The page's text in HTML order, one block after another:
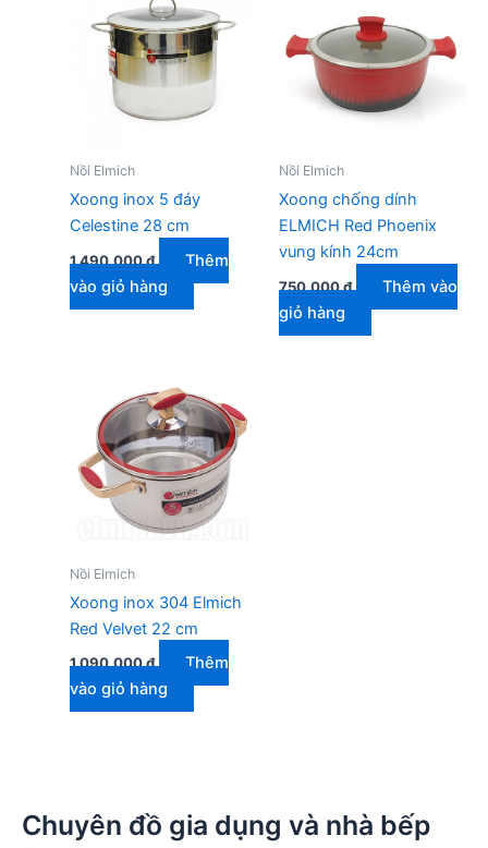
Nồi Elmich
Xoong inox 5 đáy
Celestine 28 cm
1.490.000₫
Thêm
vào giỏ hàng
Nồi Elmich
Xoong chống dính
ELMICH Red Phoenix
vung kính 24cm
750.000₫
Thêm vào
giỏ hàng
Nồi Elmich
Xoong inox 304 Elmich
Red Velvet 22 cm
1.090.000₫
Thêm
vào giỏ hàng
Chuyên đồ gia dụng và nhà bếp